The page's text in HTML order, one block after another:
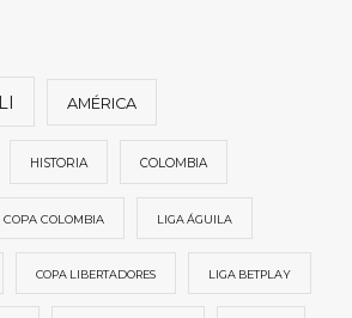
AMÉRICA
HISTORIA COLOMBIA
COPA COLOMBIA LIGA ÁGUILA
COPA LIBERTADORES LIGA BETPLAY